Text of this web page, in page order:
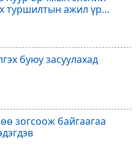
туршилтын ажил үр
буюу засуулахад
зогсоож байгаагаа